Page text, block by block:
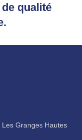
qualité
Granges Hautes